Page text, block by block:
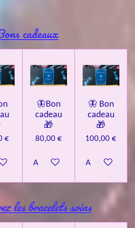
cadeaux
€
au panier
🦋Bon
cadeau
🎁
80,00 €
Ajouter au panier
🦋 Bon
cadeau
🎁
100,00 €
Ajouter au
les bracelets soins